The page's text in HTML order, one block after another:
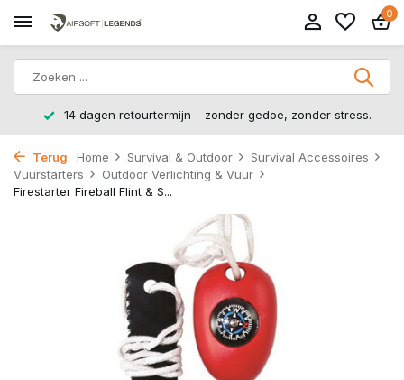
0
14 dagen retourtermijn – zonder gedoe, zonder stress.
Terug Home Survival & Outdoor
Survival Accessoires
Vuurstarters
Outdoor Verlichting & Vuur
Firestarter Fireball Flint & S...